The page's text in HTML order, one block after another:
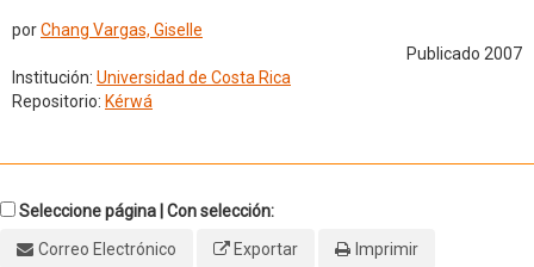
porChang Vargas, Giselle
Publicado 2007
Institución: Universidad de Costa Rica
Repositorio: Kérwá
Seleccione página | Con selección:
Correo Electrónico
Exportar Imprimir